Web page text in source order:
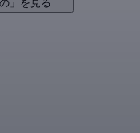
」を見る